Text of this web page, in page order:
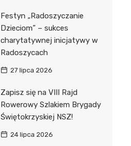
Festyn „Radoszyczanie
Dzieciom” – sukces
charytatywnej inicjatywy w
Radoszycach
27 lipca 2026
Zapisz się na VIII Rajd
Rowerowy Szlakiem Brygady
Świętokrzyskiej NSZ!
24 lipca 2026